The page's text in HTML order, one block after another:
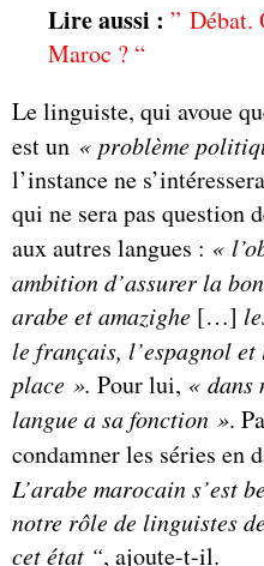
Lire aussi : ” Débat.
Maroc ? “
Le linguiste, qui avoue
est un « problème
l’instance ne
qui ne sera pas question
aux autres langues : «
ambition d’assurer la
arabe et amazighe […]
le français, l’espagnol
place ». Pour lui, « dans
langue a sa fonction ».
condamner les séries en
L’arabe marocain s’est
notre rôle de linguistes
cet état “, ajoute-t-il.